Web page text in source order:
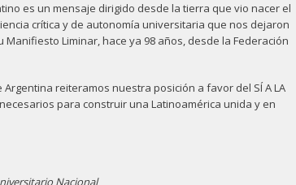
es un mensaje dirigido desde la tierra que vio nacer el
crítica y de autonomía universitaria que nos dejaron
Liminar, hace ya 98 años, desde la Federación
reiteramos nuestra posición a favor del SÍ A LA
para construir una Latinoamérica unida y en
Nacional